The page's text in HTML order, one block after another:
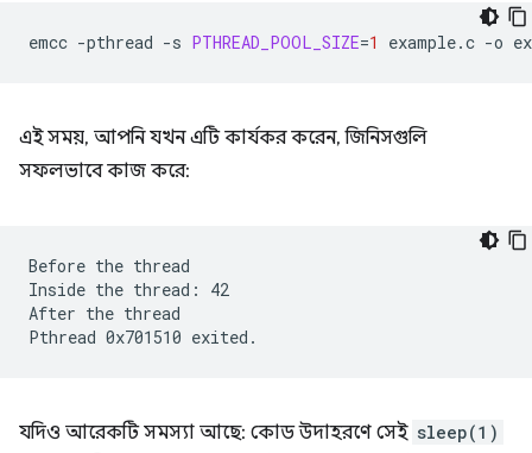
emcc -pthread -s PTHREAD_POOL_SIZE=1 example.c -o
এই সময়, আপনি যখন এটি কার্যকর করেন, জিনিসগুলি
সফলভাবে কাজ করে:
Before the thread
Inside the thread: 42
After the thread
যদিও আরেকটি সমস্যা আছে: কোড উদাহরণে সেই sleep(1)